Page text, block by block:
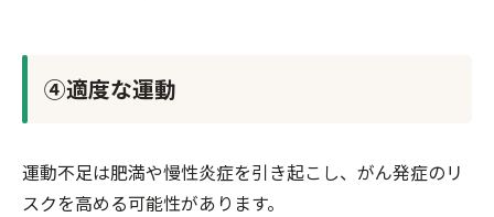
④適度な運動
運動不足は肥満や慢性炎症を引き起こし、がん発症のリ
スクを高める可能性があります。